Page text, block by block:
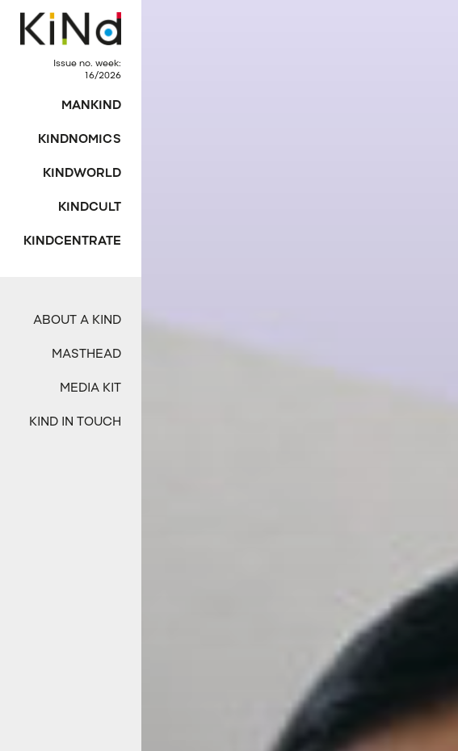
Issue no. week:
16/2026
MANKIND
KINDNOMICS
KINDWORLD
KINDCULT
KINDCENTRATE
ABOUT A KIND
MASTHEAD
MEDIA KIT
KIND IN TOUCH